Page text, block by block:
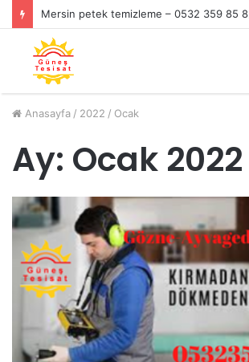
Mersin petek temizleme – 0532 359 85 86
Anasayfa / 2022 / Ocak
Ay: Ocak 2022